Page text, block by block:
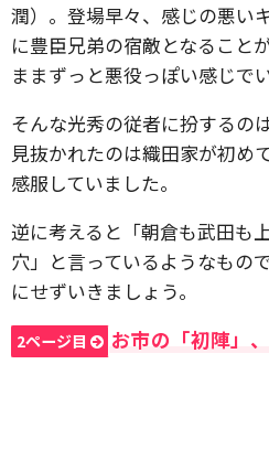
潤）。登場早々、感じの悪い
に豊臣兄弟の宿敵となること
ままずっと悪役っぽい感じで
そんな光秀の従者に扮するの
見抜かれたのは織田家が初
感服していました。
逆に考えると「朝倉も武田も
穴」と言っているようなも
にせずいきましょう。
2ページ目 お市の「初陣」